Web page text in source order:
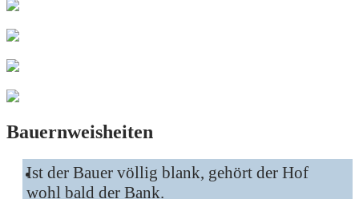
Bauernweisheiten
Ist der Bauer völlig blank, gehört der Hof
wohl bald der Bank.